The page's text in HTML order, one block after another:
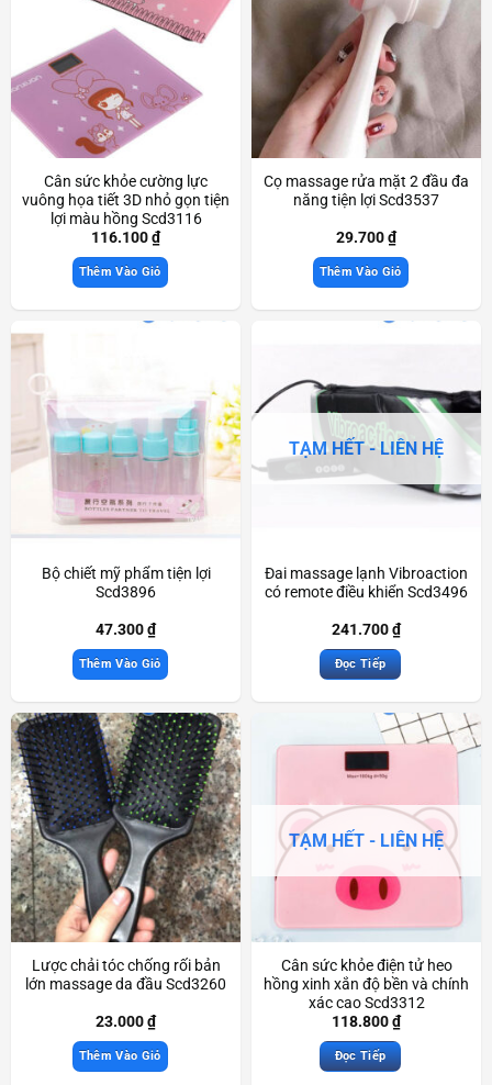
Cân sức khỏe cường lực
vuông họa tiết 3D nhỏ gọn tiện
lợi màu hồng Scd3116
116.100₫
Thêm Vào Giỏ
Cọ massage rửa mặt 2 đầu đa
năng tiện lợi Scd3537
29.700₫
Thêm Vào Giỏ
Bộ chiết mỹ phẩm tiện lợi
Scd3896
47.300₫
Thêm Vào Giỏ
TẠM HẾT - LIÊN HỆ
Đai massage lạnh Vibroaction
có remote điều khiển Scd3496
241.700₫
Đọc Tiếp
Lược chải tóc chống rối bản
lớn massage da đầu Scd3260
23.000₫
Thêm Vào Giỏ
TẠM HẾT - LIÊN HỆ
Cân sức khỏe điện tử heo
hồng xinh xắn độ bền và chính
xác cao Scd3312
118.800₫
Đọc Tiếp